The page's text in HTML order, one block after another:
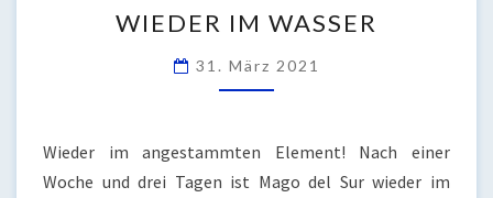
IM
WASSER
WIEDER IM WASSER
31. März 2021
Wieder im angestammten Element! Nach einer
Woche und drei Tagen ist Mago del Sur wieder im